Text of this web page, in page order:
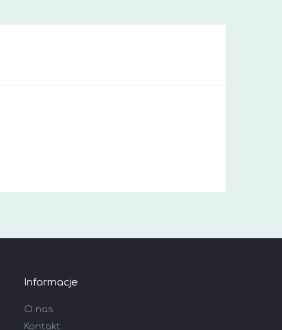
Informacje
O nas
Kontakt